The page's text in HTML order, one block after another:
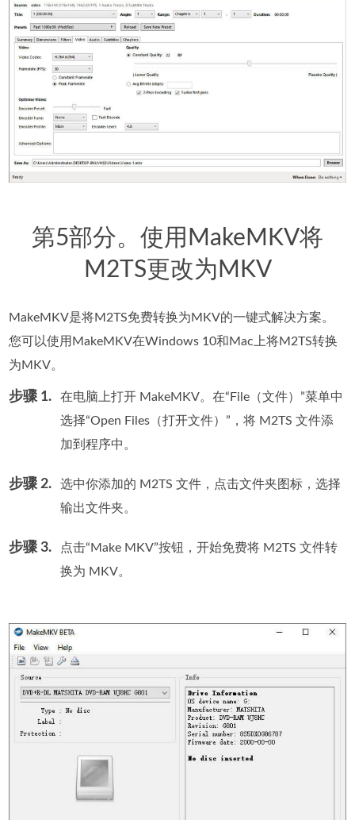
第5部分。使用MakeMKV将
M2TS更改为MKV
MakeMKV是将M2TS免费转换为MKV的一键式解决方案。
您可以使用MakeMKV在Windows 10和Mac上将M2TS转换
为MKV。
步骤 1.
在电脑上打开 MakeMKV。在“File（文件）”菜单中
选择“Open Files（打开文件）”，将 M2TS 文件添
加到程序中。
步骤 2.
选中你添加的 M2TS 文件，点击文件夹图标，选择
输出文件夹。
步骤 3.
点击“Make MKV”按钮，开始免费将 M2TS 文件转
换为 MKV。